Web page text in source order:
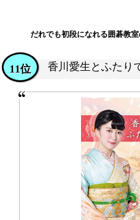
だれでも初段になれる囲碁教
香川愛生とふたり
11位